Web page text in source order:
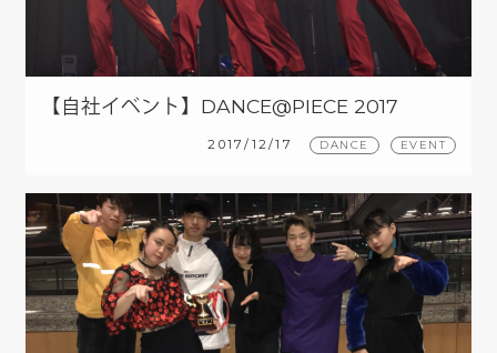
【自社イベント】DANCE@PIECE 2017
2017/12/17 DANCE EVENT